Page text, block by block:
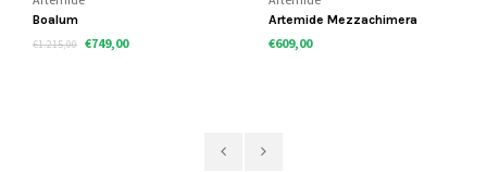
Boalum
€1.215,00 €749,00
Artemide Mezzachimera
€609,00